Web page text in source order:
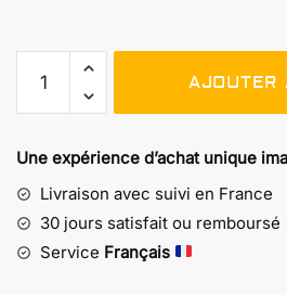
Bonnet
UFO
Robot
-
Grendizer
AJOUTER
Une expérience d’achat unique
Livraison avec suivi en France
30 jours satisfait ou remboursé
Service Français